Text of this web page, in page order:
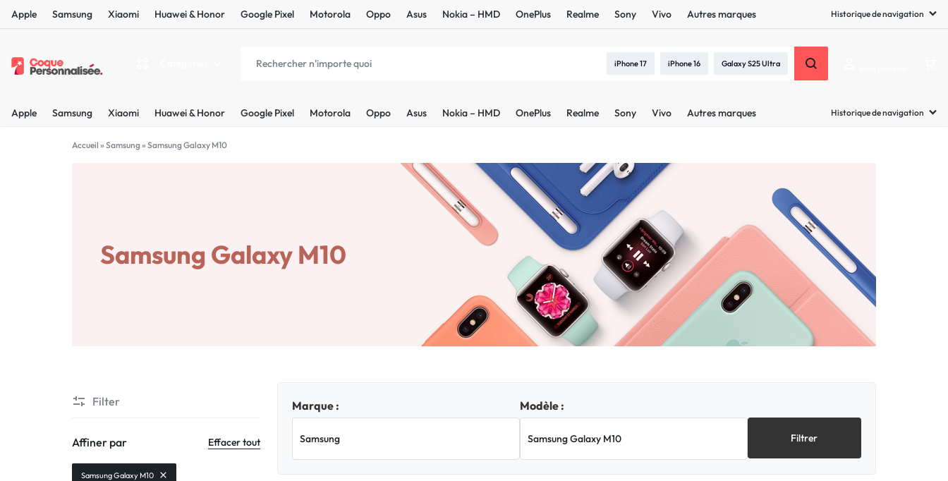
PLUS
BELLES
FRANCE
Huawei & Honor
OnePlus
iPhone 17 iPhone 16 Galaxy S25 Ultra
Apple Samsung Xiaomi Huawei & Honor Google Pixel Motorola Oppo Asus Nokia – HMD OnePlus Realme Sony Vivo Autres marques Historique de navigation
Apple Samsung Xiaomi Huawei & Honor Google Pixel Motorola Oppo Asus Nokia – HMD OnePlus Realme Sony Vivo Autres marques Historique de navigation
Accueil » Samsung » Samsung Galaxy M10
Samsung Galaxy M10
Marque : Modèle :
Filtrer
Filter
Affiner par Effacer tout
Samsung Galaxy M10